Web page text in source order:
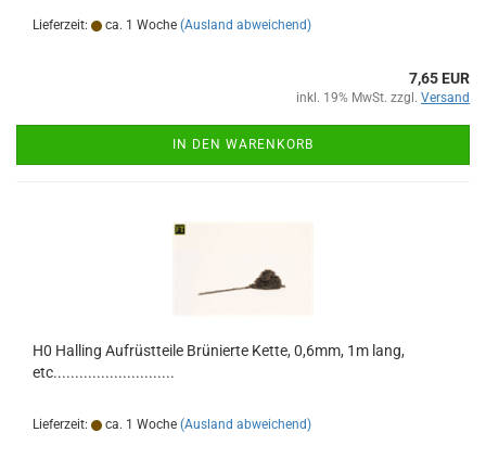
Lieferzeit: ca. 1 Woche (Ausland abweichend)
7,65 EUR
inkl. 19% MwSt. zzgl. Versand
IN DEN WARENKORB
H0 Halling Aufrüstteile Brünierte Kette, 0,6mm, 1m lang,
etc............................
Lieferzeit: ca. 1 Woche (Ausland abweichend)